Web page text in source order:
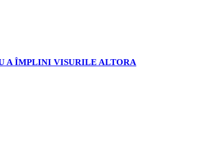
A ÎMPLINI VISURILE ALTORA